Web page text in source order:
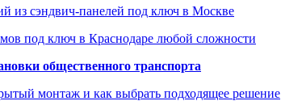
из сэндвич-панелей под ключ в Москве
под ключ в Краснодаре любой сложности
общественного транспорта
монтаж и как выбрать подходящее решение